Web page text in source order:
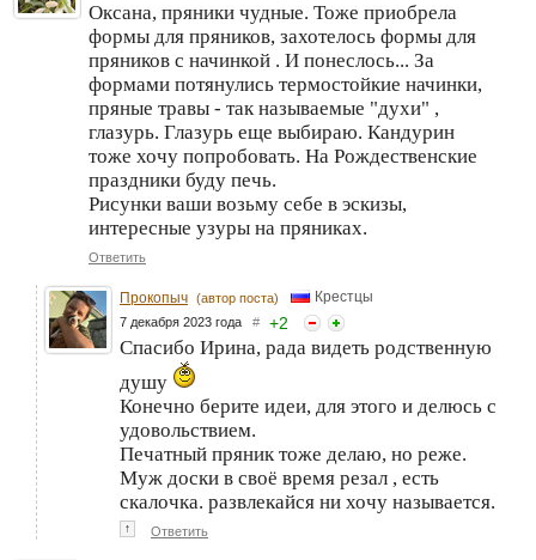
Оксана, пряники чудные. Тоже приобрела
формы для пряников, захотелось формы для
пряников с начинкой . И понеслось... За
формами потянулись термостойкие начинки,
пряные травы - так называемые "духи" ,
глазурь. Глазурь еще выбираю. Кандурин
тоже хочу попробовать. На Рождественские
праздники буду печь.
Рисунки ваши возьму себе в эскизы,
интересные узуры на пряниках.
Ответить
Прокопыч (автор поста) Крестцы
7 декабря 2023 года # +2
Спасибо Ирина, рада видеть родственную
душу
Конечно берите идеи, для этого и делюсь с
удовольствием.
Печатный пряник тоже делаю, но реже.
Муж доски в своё время резал , есть
скалочка. развлекайся ни хочу называется.
↑ Ответить